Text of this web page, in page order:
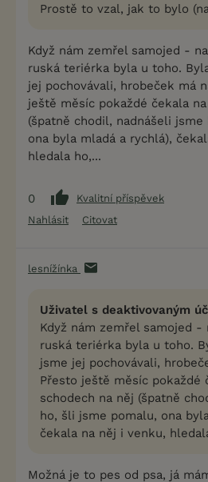
Prostě to vzal, jak to bylo
Když nám zemřel samojed -
ruská teriérka byla u toho.
jej pochovávali, hrobeček má
ještě měsíc pokaždé čekala
(špatně chodil, nadnášeli
ona byla mladá a rychlá),
hledala ho,...
0
Kvalitní příspěvek
Nahlásit
Citovat
lesnížínka
Uživatel s deaktivovaným
Když nám zemřel samojed
ruská teriérka byla u toho.
jsme jej pochovávali,
Přesto ještě měsíc pokaždé
schodech na něj (špatně
ho, šli jsme pomalu, ona
čekala na něj i venku,
Možná je to pes od psa, já